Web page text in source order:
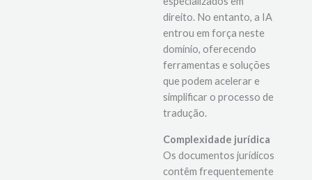
direito. No entanto, a IA
entrou em força neste
domínio, oferecendo
ferramentas e soluções
que podem acelerar e
simplificar o processo de
tradução.
Complexidade jurídica
Os documentos jurídicos
contêm frequentemente